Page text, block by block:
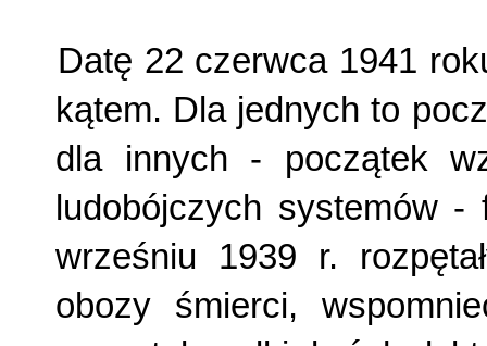
Datę 22 czerwca 1941
kątem. Dla jednych to
dla innych - początek
ludobójczych systemów
wrześniu 1939 r.
obozy śmierci,